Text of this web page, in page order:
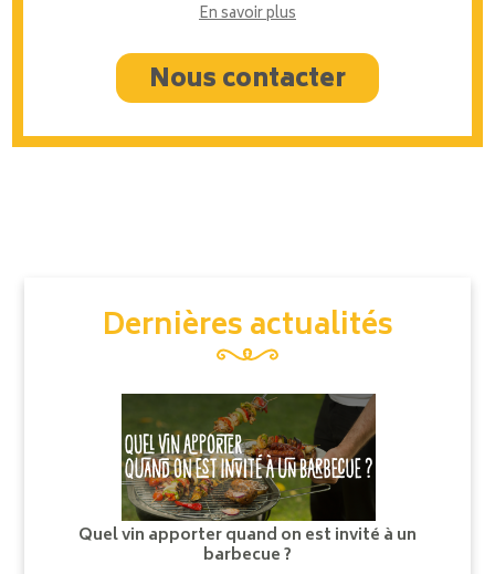
En savoir plus
Nous contacter
Dernières actualités
Quel vin apporter quand on est invité à un
barbecue ?